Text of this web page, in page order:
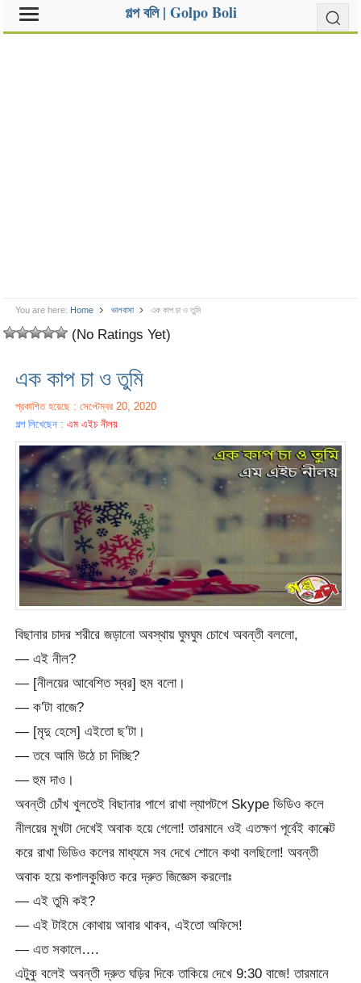
গল্প বলি | Golpo Boli
You are here: Home ভালবাসা এক কাপ চা ও তুমি
(No Ratings Yet)
এক কাপ চা ও তুমি
প্রকাশিত হয়েছে : সেপ্টেম্বর 20, 2020
গল্প লিখেছেন :এম এইচ নীলয়
বিছানার চাদর শরীরে জড়ানো অবস্থায় ঘুমঘুম চোখে অবন্তী বললো,
— এই নীল?
— [নীলয়ের আবেশিত স্বর] হুম বলো।
— ক’টা বাজে?
— [মৃদু হেসে] এইতো ছ’টা।
— তবে আমি উঠে চা দিচ্ছি?
— হুম দাও।
অবন্তী চোঁখ খুলতেই বিছানার পাশে রাখা ল্যাপটপে Skype ভিডিও কলে
নীলয়ের মুখটা দেখেই অবাক হয়ে গেলো! তারমানে ওই এতক্ষণ পূর্বেই কানেক্ট
করে রাখা ভিডিও কলের মাধ্যমে সব দেখে শোনে কথা বলছিলো! অবন্তী
অবাক হয়ে কপালকুঞ্চিত করে দ্রুত জিজ্ঞেস করলোঃ
— এই তুমি কই?
— এই টাইমে কোথায় আবার থাকব, এইতো অফিসে!
— এত সকালে….
এটুকু বলেই অবন্তী দ্রুত ঘড়ির দিকে তাকিয়ে দেখে 9:30 বাজে! তারমানে